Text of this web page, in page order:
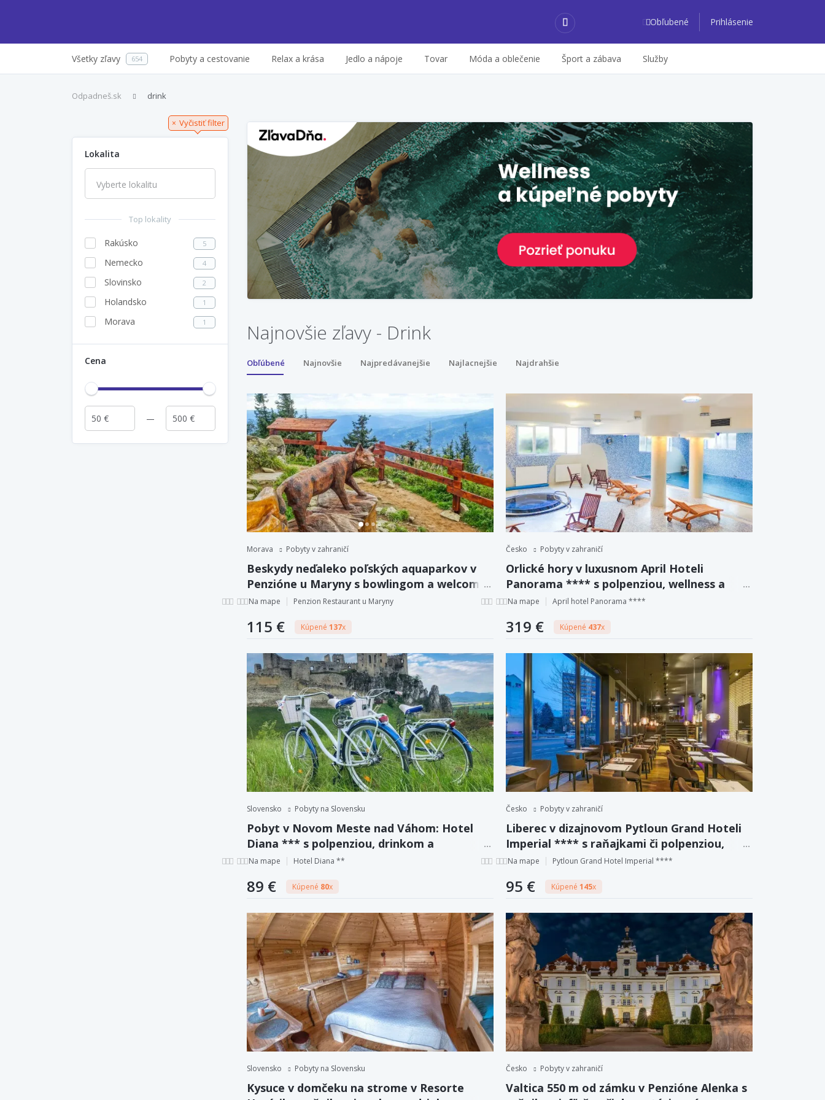
Obľubené Prihlásenie
Všetky zľavy 654 Pobyty a cestovanie Relax a krása Jedlo a nápoje Tovar Móda a oblečenie Šport a zábava Služby
Odpadneš.sk drink
× Vyčistiť filter
Lokalita
Top lokality
Rakúsko 5
Nemecko 4
Slovinsko 2
Holandsko 1
Morava 1
Cena
Najnovšie zľavy - Drink
Obľúbené Najnovšie Najpredávanejšie Najlacnejšie Najdrahšie
Morava Pobyty v zahraničí
Beskydy neďaleko poľských aquaparkov v
Penzióne u Maryny s bowlingom a welcome
drinkom + raňajky.
Na mape Penzion Restaurant u Maryny
115 € Kúpené 137x
Česko Pobyty v zahraničí
Orlické hory v luxusnom April Hoteli
Panorama **** s polpenziou, wellness a
welcome drinkom
Na mape April hotel Panorama ****
319 € Kúpené 437x
Slovensko Pobyty na Slovensku
Pobyt v Novom Meste nad Váhom: Hotel
Diana *** s polpenziou, drinkom a
zapožičaním bicyklov
Na mape Hotel Diana **
89 € Kúpené 80x
Česko Pobyty v zahraničí
Liberec v dizajnovom Pytloun Grand Hoteli
Imperial **** s raňajkami či polpenziou,
drinkom a zľavou
Na mape Pytloun Grand Hotel Imperial ****
95 € Kúpené 145x
Slovensko Pobyty na Slovensku
Kysuce v domčeku na strome v Resorte
Česko Pobyty v zahraničí
Valtica 550 m od zámku v Penzióne Alenka s